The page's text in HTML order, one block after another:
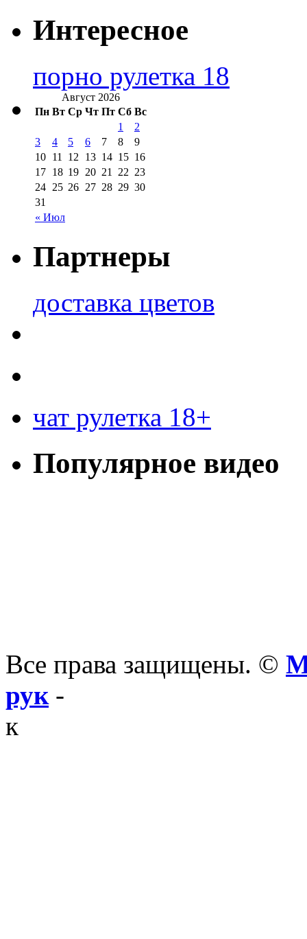
Интересное
порно рулетка 18
Август 2026
Пн Вт Ср Чт Пт Сб Вс
« Июл
1
2
3
4 5 6 7 8
9
10 11 12 13 14 15 16
17 18 19 20 21 22 23
24 25 26 27 28 29 30
31
Партнеры
доставка цветов
чат рулетка 18+
Популярное видео
Все права защищены. ©
рук-
к